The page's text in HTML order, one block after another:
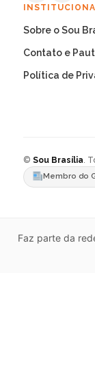
Sobre o Sou
Contato e
Política de
© Sou Brasília .
Membro do
Faz parte da